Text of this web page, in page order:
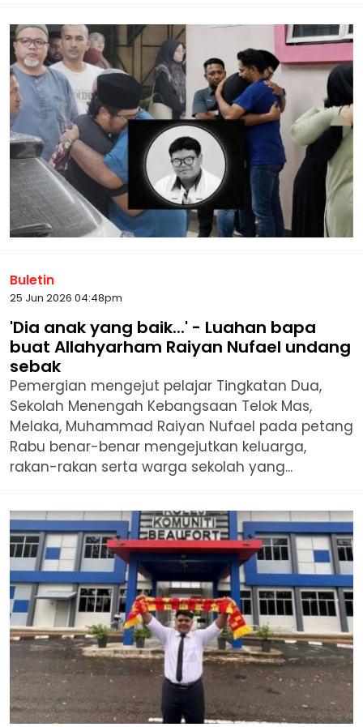
Buletin
25 Jun 2026 04:48pm
'Dia anak yang baik...' - Luahan bapa
buat Allahyarham Raiyan Nufael undang
sebak
Pemergian mengejut pelajar Tingkatan Dua,
Sekolah Menengah Kebangsaan Telok Mas,
Melaka, Muhammad Raiyan Nufael pada petang
Rabu benar-benar mengejutkan keluarga,
rakan-rakan serta warga sekolah yang...